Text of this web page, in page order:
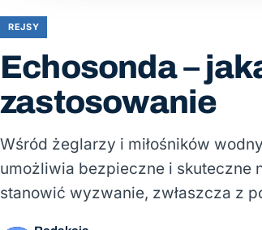
REJSY
Echosonda –
zastosowanie
Wśród żeglarzy i miłośników
umożliwia bezpieczne i skuteczne
stanowić wyzwanie, zwłaszcza z